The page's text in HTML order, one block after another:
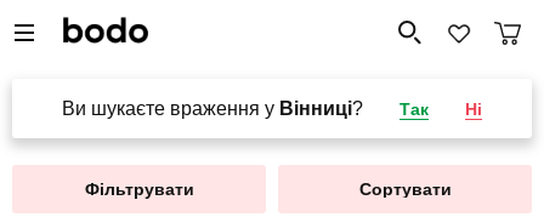
Ви шукаєте враження у Вінниці? Так Ні
Фільтрувати Сортувати